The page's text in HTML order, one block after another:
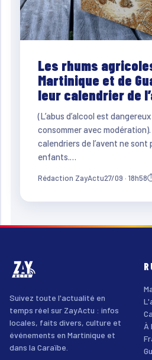
Les rhums
Martinique et de
leur calendrier de
(L’abus d’alcool est
consommer avec modération).
calendriers de l’avent ne sont
enfants.…
Rédaction ZayActu27/09 · 18h58
Suivez toute l'actualité en
temps réel sur ZayActu : infos
locales, faits divers, culture et
événements en Martinique et
dans la Caraïbe.
À